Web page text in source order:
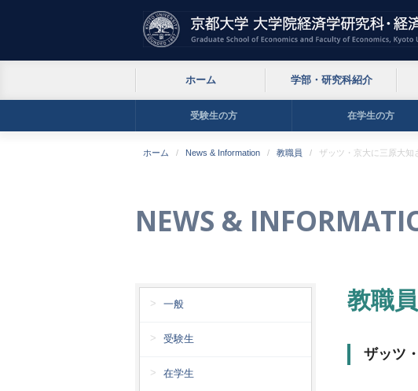
ホーム 学部・研究科紹介
受験生の方 在学生の方
ホーム News & Information 教職員 ザッツ・京大に三原大知
NEWS &
教職員
ザッツ
一般
受験生
在学生